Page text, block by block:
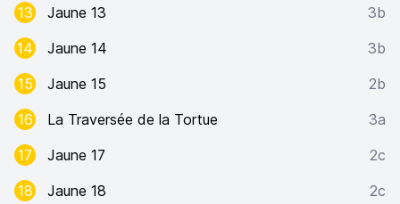
13
Jaune 13
3b
14
Jaune 14
3b
15
Jaune 15
2b
16
La Traversée de la Tortue
3a
17
Jaune 17
2c
18
Jaune 18
2c